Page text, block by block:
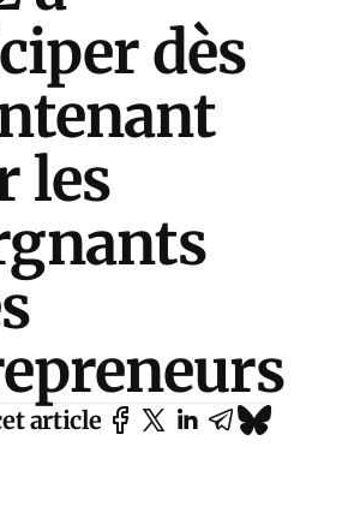
dès
les
article